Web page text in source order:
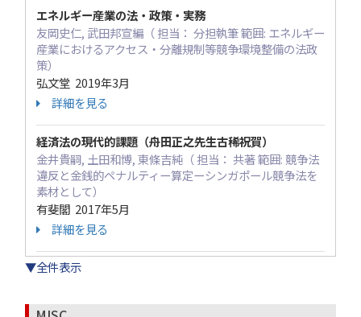
エネルギー産業の法・政策・実務
友岡史仁, 武田邦宣編（ 担当： 分担執筆 範囲: エネルギー
産業におけるアクセス・分離規制等競争環境整備の法政
策）
弘文堂 2019年3月
詳細を見る
経済法の現代的課題（舟田正之先生古稀祝賀）
金井貴嗣, 土田和博, 東條吉純（ 担当： 共著 範囲: 競争法
違反と金銭的ペナルティー算定ーシンガポール競争法を
素材として）
有斐閣 2017年5月
詳細を見る
▼全件表示